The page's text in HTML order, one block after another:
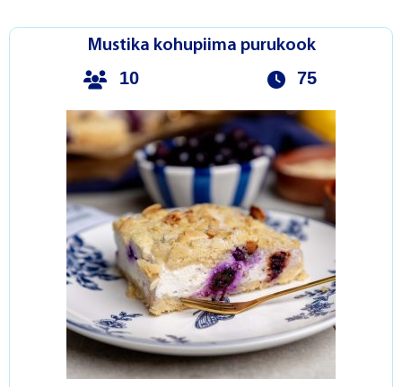
Mustika kohupiima purukook
10 75